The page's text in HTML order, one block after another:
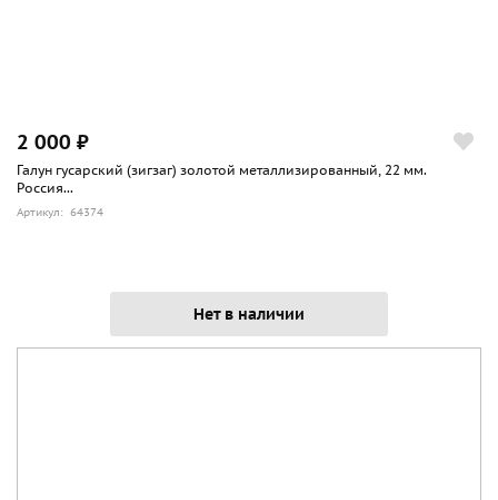
2 000 ₽
Галун гусарский (зигзаг) золотой металлизированный, 22 мм.
Россия...
Артикул: 64374
Нет в наличии